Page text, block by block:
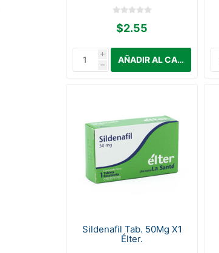
$2.55
i
h
Sildenafil Tab. 50Mg X1
Élter.